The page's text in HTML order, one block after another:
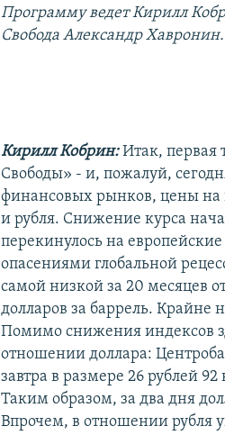
Программу ведет Кирилл
Свобода Александр Хавронин.
Кирилл Кобрин:Итак, первая
Свободы» - и, пожалуй,
финансовых рынков, цены на
и рубля. Снижение курса
перекинулось на
опасениями глобальной
самой низкой за 20 месяцев
долларов за баррель. Крайне
Помимо снижения индексов
отношении доллара:
завтра в размере 26 рублей
Таким образом, за два дня
Впрочем, в отношении рубля